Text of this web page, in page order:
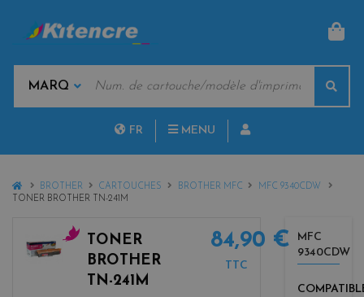
MARQUES
CLÉS
FR MENU
HOMEBROTHER CARTOUCHES BROTHER MFC
MFC 9340CDW
TONER BROTHER TN-241M
TONER
BROTHER
TN-241M
84,90 €
TTC
MFC
9340CDW